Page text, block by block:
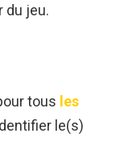
du jeu.
tous les
le(s)